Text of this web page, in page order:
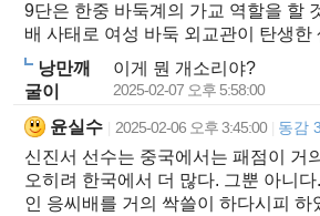
9단은 한중 바둑계의 가교 역할을 할
배 사태로 여성 바둑 외교관이 탄생한
낭만깨
굴이
이게 뭔 개소리야?
2025-02-07 오후 5:58:00
윤실수 2025-02-06 오후 3:45:00 동감 3
신진서 선수는 중국에서는 패점이 거
오히려 한국에서 더 많다. 그뿐 아니
인 응씨배를 거의 싹쓸이 하다시피 하